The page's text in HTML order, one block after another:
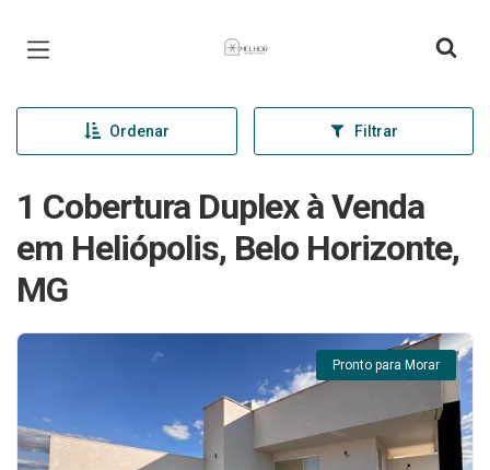
Página inicial
Ordenar Filtrar
1 Cobertura Duplex à Venda
em Heliópolis, Belo Horizonte,
MG
Pronto para Morar